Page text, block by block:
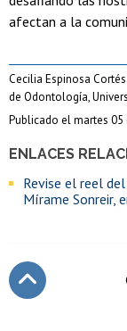
ENLACES
Revise el reel
Mírame Sonreir,
afectan a la
Cecilia Espinosa
de Odontología,
Publicado el martes